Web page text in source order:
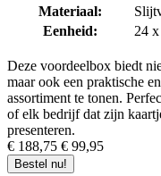
Op de achterzijde van elk
voldoende ruimte om een
waardoor het nóg meer
handgeschreven tekst blijft
wat jouw aandacht voor
Om je geschenk nog
Om je geschenk nog
Materiaal:
Eenheid:
24
Deze voordeelbox biedt
maar ook een praktische
assortiment te tonen.
of elk bedrijf dat zijn
presenteren.
€ 188,75 € 99,95
Bestel nu!